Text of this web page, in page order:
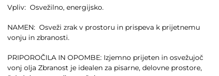
Vpliv: Osvežilno, energijsko.
NAMEN: Osveži zrak v prostoru in prispeva k prijetnemu
vonju in zbranosti.
PRIPOROČILA IN OPOMBE: Izjemno prijeten in osvežujoč
vonj olja Zbranost je idealen za pisarne, delovne prostore,